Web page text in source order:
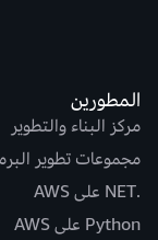
المطورين
مركز البناء والتطوير
مجموعات تطوير
.NET على AWS
Python على AWS